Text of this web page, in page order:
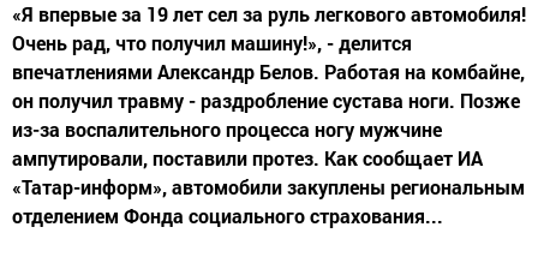
«Я впервые за 19 лет сел за руль легкового автомобиля!
Очень рад, что получил машину!», - делится
впечатлениями Александр Белов. Работая на комбайне,
он получил травму - раздробление сустава ноги. Позже
из-за воспалительного процесса ногу мужчине
ампутировали, поставили протез. Как сообщает ИА
«Татар-информ», автомобили закуплены региональным
отделением Фонда социального страхования...